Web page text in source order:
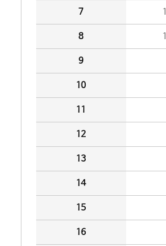
7
8
9
10
11
12
13
14
15
16